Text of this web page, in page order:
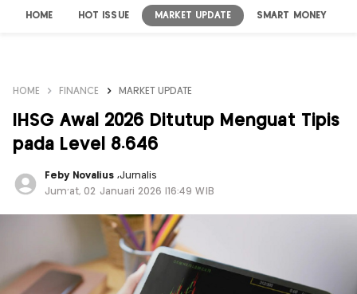
HOME HOT ISSUE MARKET UPDATE SMART MONEY
HOME FINANCE MARKET UPDATE
IHSG Awal 2026 Ditutup Menguat Tipis
pada Level 8.646
Feby Novalius ,Jurnalis
Jum'at, 02 Januari 2026 |16:49 WIB